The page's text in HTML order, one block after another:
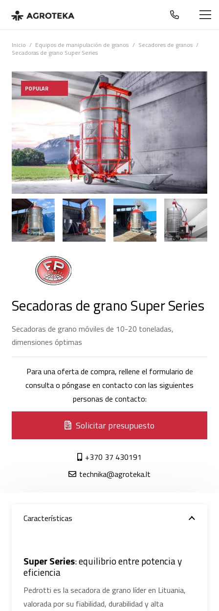
Inicio / Equipos de manipulación de granos / Secadores de granos /
Secadoras de grano Super Series
POPULAR
Secadoras de grano Super Series
Secadoras de grano móviles de 10-20 toneladas,
dimensiones óptimas
Para una oferta de compra, rellene el formulario de
consulta o póngase en contacto con las siguientes
personas de contacto:
Solicitar presupuesto
+370 37 430191
technika@agroteka.lt
Características
Super Series: equilibrio entre potencia y
eficiencia
Pedrotti es la secadora de grano líder en Lituania,
valorada por su fiabilidad, durabilidad y alta